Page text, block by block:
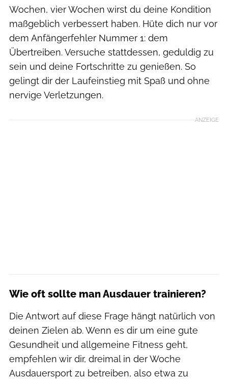
Wochen, vier Wochen wirst du deine Kondition
maßgeblich verbessert haben. Hüte dich nur vor
dem Anfängerfehler Nummer 1: dem
Übertreiben. Versuche stattdessen, geduldig zu
sein und deine Fortschritte zu genießen. So
gelingt dir der Laufeinstieg mit Spaß und ohne
nervige Verletzungen.
ANZEIGE
Wie oft sollte man Ausdauer trainieren?
Die Antwort auf diese Frage hängt natürlich von
deinen Zielen ab. Wenn es dir um eine gute
Gesundheit und allgemeine Fitness geht,
empfehlen wir dir, dreimal in der Woche
Ausdauersport zu betreiben, also etwa zu